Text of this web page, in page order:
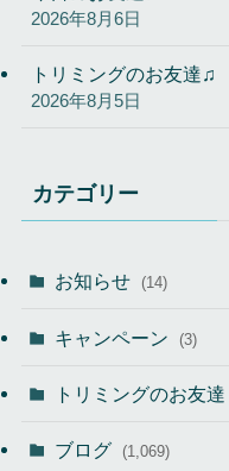
2026年8月6日
トリミングのお友達♫
2026年8月5日
カテゴリー
お知らせ (14)
キャンペーン (3)
トリミングのお友達
ブログ (1,069)